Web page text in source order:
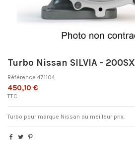
Turbo Nissan SILVIA - 200SX
Référence 471104
450,10 €
TTC
Turbo pour marque Nissan au meilleur prix.